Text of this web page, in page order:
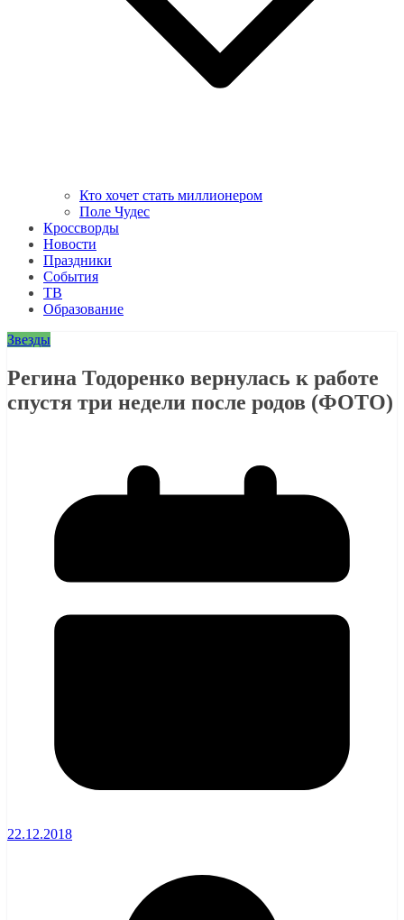
Кто хочет стать миллионером
Поле Чудес
Кроссворды
Новости
Праздники
События
ТВ
Образование
Звезды
Регина Тодоренко вернулась к работе
спустя три недели после родов (ФОТО)
22.12.2018